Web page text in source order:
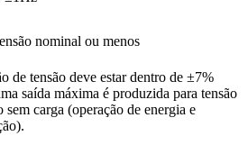
nominal ou menos
de tensão deve estar dentro de ±7%
saída máxima é produzida para tensão
sem carga (operação de energia e